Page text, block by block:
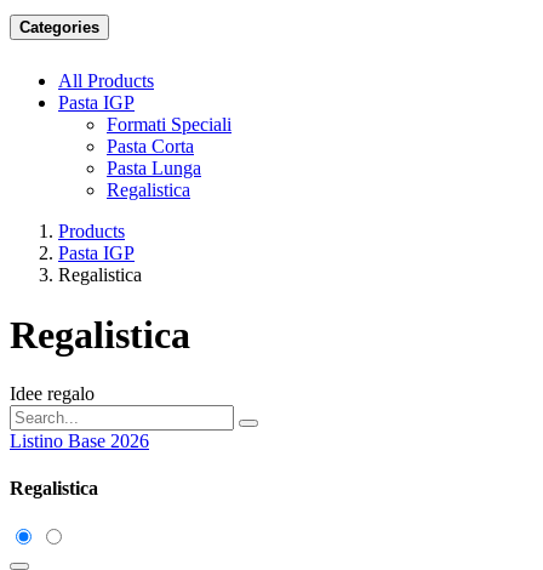
Categories
All Products
Pasta IGP
Formati Speciali
Pasta Corta
Pasta Lunga
Regalistica
Products
Pasta IGP
Regalistica
Regalistica
Idee regalo
Listino Base 2026
Regalistica